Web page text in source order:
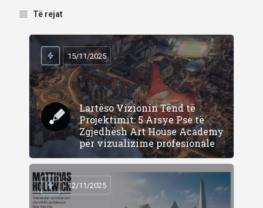
Të rejat
Lartëso Vizionin Tënd të
Projektimit: 5 Arsye Pse të
Zgjedhësh Art House Academy
për vizualizime profesionale
15/11/2025
12/11/2025